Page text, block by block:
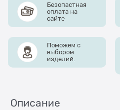
Безопастная
оплата на
сайте
Поможем с
выбором
изделий.
Описание